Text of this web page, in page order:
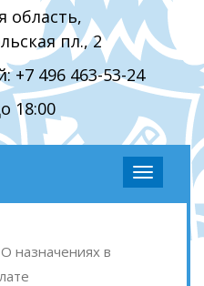
область,
пл., 2
496 463-53-24
18:00
О назначениях в